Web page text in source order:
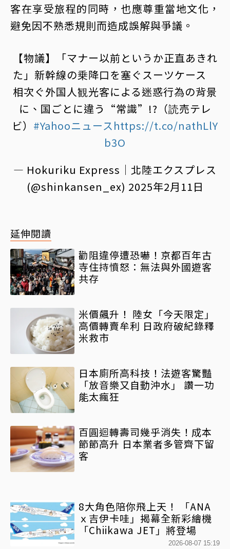
客在享受旅程的同時，也應尊重當地文化，
避免因不熟悉規則而造成誤解與爭議。
【物議】「マナー以前というか正直あきれ
た」新幹線の乗降口を塞ぐスーツケース
相次ぐ外国人観光客による迷惑行為の背景
に、国ごとに違う“常識”!?（読売テレ
ビ） #Yahooニュースhttps://t.co/nathLlY
b3O
— Hokuriku Express｜北陸エクスプレス
(@shinkansen_ex) 2025年2月11日
延伸閱讀
勸阻違停遭恐嚇！京都百年古
寺住持憤怒：無法與外國遊客
共存
米價飆升！ 陸女「今天限定」
高價轉賣牟利 日政府破紀錄釋
米救市
日本廁所高科技！法遊客驚豔
「放音樂又自動沖水」 讚一功
能太瘋狂
百圓迴轉壽司幾乎消失！成本
節節高升 日本業者多管齊下留
客
8大角色陪你飛上天！ 「ANA
ｘ吉伊卡哇」揭幕全新彩繪機
「Chiikawa JET」將登場
2026-08-07 15:19